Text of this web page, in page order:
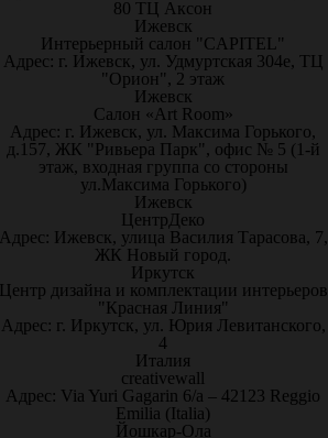
80 ТЦ Аксон
Ижевск
Интерьерный салон "CAPITEL"
Адрес: г. Ижевск, ул. Удмуртская 304е, ТЦ
"Орион", 2 этаж
Ижевск
Салон «Art Room»
Адрес: г. Ижевск, ул. Максима Горького,
д.157, ЖК "Ривьера Парк", офис № 5 (1-й
этаж, входная группа со стороны
ул.Максима Горького)
Ижевск
ЦентрДеко
Ижевск, улица Василия Тарасова, 7,
ЖК Новый город.
Иркутск
дизайна и комплектации интерьеров
"Красная Линия"
Адрес: г. Иркутск, ул. Юрия Левитанского,
4
Италия
creativewall
Адрес: Via Yuri Gagarin 6/a – 42123 Reggio
Emilia (Italia)
Йошкар-Ола